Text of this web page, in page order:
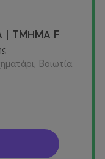
| ΤΜΗΜΑ F
Βοιωτία